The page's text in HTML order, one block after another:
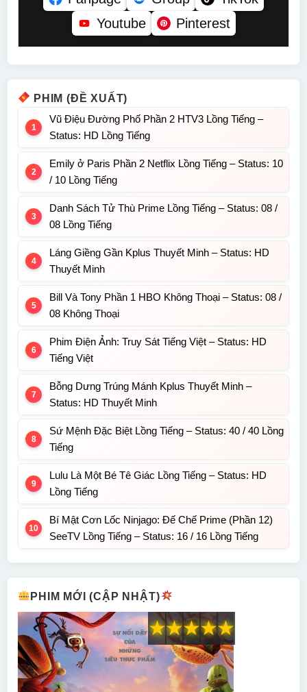
Youtube
Pinterest
PHIM (ĐỀ XUẤT)
Vũ Điệu Đường Phố Phần 2 HTV3 Lồng Tiếng –
Status: HD Lồng Tiếng
Emily ở Paris Phần 2 Netflix Lồng Tiếng – Status: 10
/ 10 Lồng Tiếng
Danh Sách Tử Thù Prime Lồng Tiếng – Status: 08 /
08 Lồng Tiếng
Láng Giềng Gần Kplus Thuyết Minh – Status: HD
Thuyết Minh
Bill Và Tony Phần 1 HBO Không Thoại – Status: 08 /
08 Không Thoại
Phim Điện Ảnh: Truy Sát Tiếng Việt – Status: HD
Tiếng Việt
Bỗng Dưng Trúng Mánh Kplus Thuyết Minh –
Status: HD Thuyết Minh
Sứ Mệnh Đặc Biệt Lồng Tiếng – Status: 40 / 40 Lồng
Tiếng
Lulu Là Một Bé Tê Giác Lồng Tiếng – Status: HD
Lồng Tiếng
Bí Mật Cơn Lốc Ninjago: Đế Chế Prime (Phần 12)
SeeTV Lồng Tiếng – Status: 16 / 16 Lồng Tiếng
PHIM MỚI (CẬP NHẬT)
★
★
★
★
★